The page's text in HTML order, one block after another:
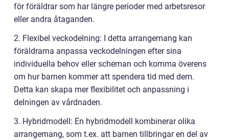
för föräldrar som har längre perioder med arbetsresor
eller andra åtaganden.
2. Flexibel veckodelning: I detta arrangemang kan
föräldrarna anpassa veckodelningen efter sina
individuella behov eller scheman och komma överens
om hur barnen kommer att spendera tid med dem.
Detta kan skapa mer flexibilitet och anpassning i
delningen av vårdnaden.
3. Hybridmodell: En hybridmodell kombinerar olika
arrangemang, som t.ex. att barnen tillbringar en del av